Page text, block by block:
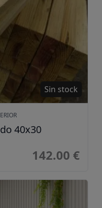
Sin stock
40x30
142.00 €
Cover360º